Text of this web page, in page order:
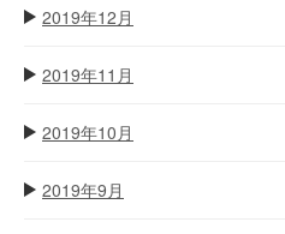
2019年12月
2019年11月
2019年10月
2019年9月